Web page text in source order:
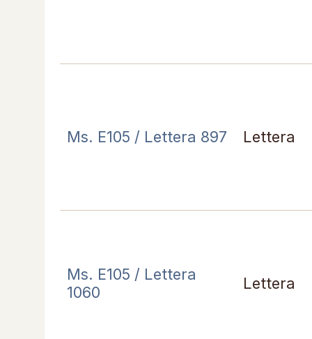
Ms. E105 / Lettera 897 Lettera
Ms. E105 / Lettera
1060
Lettera